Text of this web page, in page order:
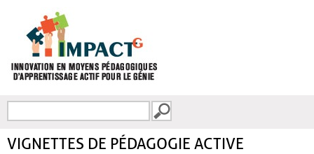
FORMULAIRE DE
VIGNETTES DE PÉDAGOGIE ACTIVE